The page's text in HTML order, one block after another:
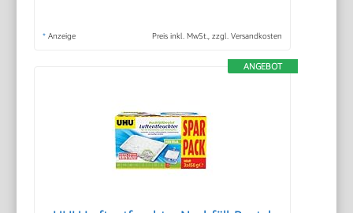
* Anzeige Preis inkl. MwSt., zzgl. Versandkosten
ANGEBOT